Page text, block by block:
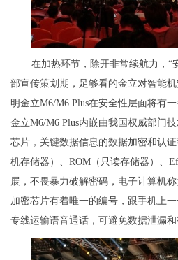
在加热环节，除开非常续航力，“
部宣传策划期，足够看的金立对智能
明金立M6/M6 Plus在安全性层面将有
金立M6/M6 Plus内嵌由我国权威部门
芯片，关键数据信息的数据加密和认
机存储器）、ROM（只读存储器）、
展，不畏暴力破解密码，电子计算机
加密芯片有着唯一的编号，跟手机上
专线运输语音通话，可避免数据泄漏和